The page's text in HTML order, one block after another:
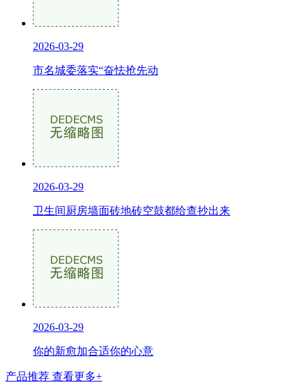
2026-03-29
市名城委落实“奋怯抢先动
2026-03-29
卫生间厨房墙面砖地砖空鼓都给查抄出来
2026-03-29
你的新愈加合适你的心意
产品推荐 查看更多+